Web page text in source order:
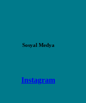
Sosyal Medya
Instagram